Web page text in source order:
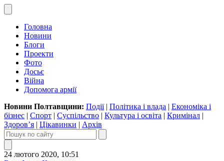
Головна
Новини
Блоги
Проекти
Фото
Досьє
Війна
Допомога армії
Новини Полтавщини: Події| Політика і влада | Економіка і
бізнес | Спорт | Суспільство | Культура і освіта | Кримінал |
Здоров’я | Цікавинки | Архів
24 лютого 2020, 10:51